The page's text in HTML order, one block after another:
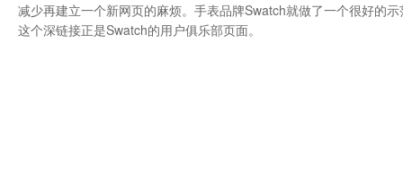
减少再建立一个新网页的麻烦。手表品牌Swatch就做了一个很好的
这个深链接正是Swatch的用户俱乐部页面。